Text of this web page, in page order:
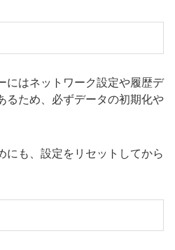
にはネットワーク設定や履歴デ
るため、必ずデータの初期化や
にも、設定をリセットしてから